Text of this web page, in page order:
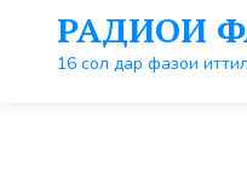
контенту
РАДИОИ
16 сол дар фазои